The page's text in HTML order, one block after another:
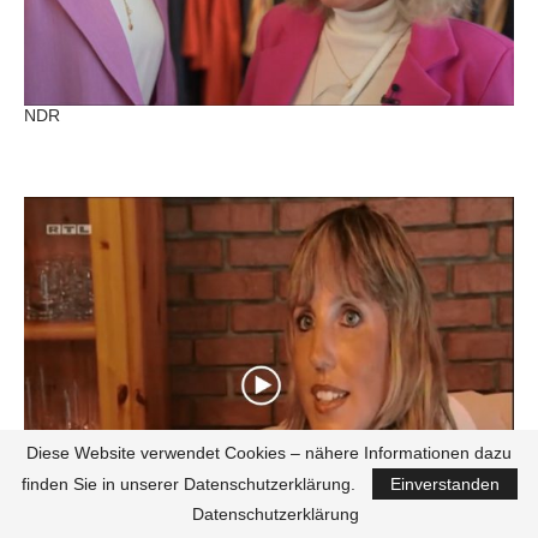
NDR
Diese Website verwendet Cookies – nähere Informationen dazu
finden Sie in unserer Datenschutzerklärung.
Einverstanden
Datenschutzerklärung